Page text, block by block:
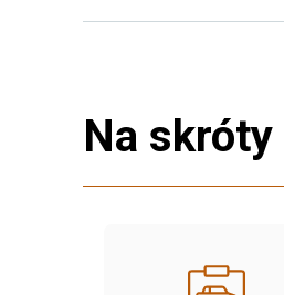
Na skróty